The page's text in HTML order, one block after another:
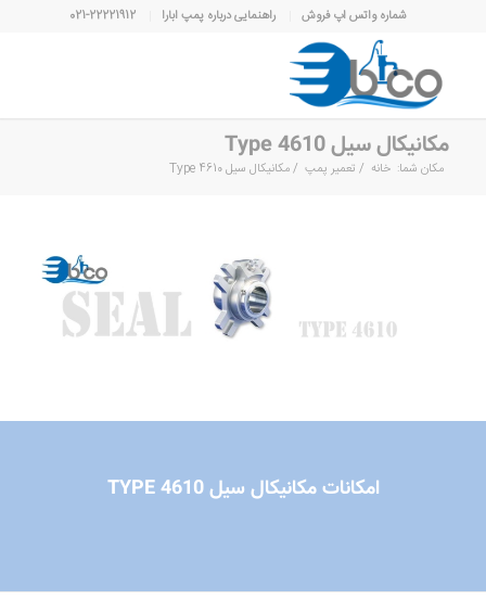
شماره واتس اپ فروش راهنمایی درباره پمپ ابارا 021-22221912
مکانیکال سیل Type 4610
مکان شما: خانه / تعمیر پمپ /مکانیکال سیل Type 4610
امکانات مکانیکال سیل TYPE 4610